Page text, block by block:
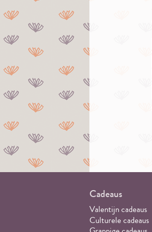
Cadeaus
Valentijn cadeaus
Culturele cadeaus